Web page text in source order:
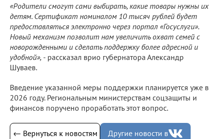
«Родители смогут сами выбирать, какие товары нужны их
детям. Сертификат номиналом 10 тысяч рублей будет
предоставляться электронно через портал «Госуслуги».
Новый механизм позволит нам увеличить охват семей с
новорожденными и сделать поддержку более адресной и
удобной», - рассказал врио губернатора Александр
Шуваев.
Введение указанной меры поддержки планируется уже в
2026 году. Региональным министерствам соцзащиты и
финансов поручено проработать этот вопрос.
← Вернуться к новостям Другие новости в